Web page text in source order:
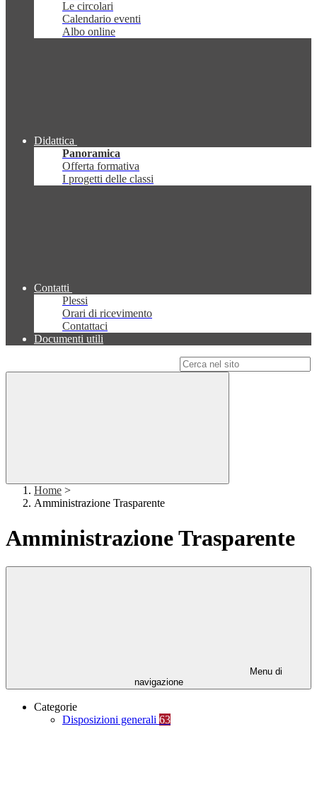
Le circolari
Calendario eventi
Albo online
Didattica
Panoramica
Offerta formativa
I progetti delle classi
Contatti
Plessi
Orari di ricevimento
Contattaci
Documenti utili
Home >
Amministrazione Trasparente
Amministrazione Trasparente
Menu di
navigazione
Categorie
Disposizioni generali 63